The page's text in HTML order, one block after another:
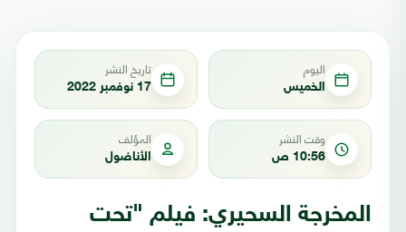
اليوم
الخميس
تاريخ النشر
17 نوفمبر 2022
وقت النشر
10:56 ص
المؤلف
الأناضول
المخرجة السحيري: فيلم "تحت